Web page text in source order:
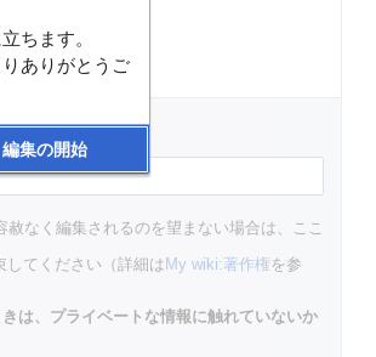
なく編集されるのを望まない場合は、ここ
してください（詳細は My wiki:著作権 を参
は、プライベートな情報に触れていないか
ちます。
ありがとうご
編集の開始